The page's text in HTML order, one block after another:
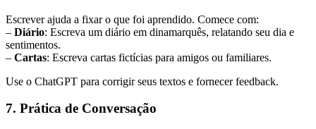
Escrever ajuda a fixar o que foi aprendido. Comece com:
– Diário: Escreva um diário em dinamarquês, relatando seu dia e
sentimentos.
– Cartas: Escreva cartas fictícias para amigos ou familiares.
Use o ChatGPT para corrigir seus textos e fornecer feedback.
7. Prática de Conversação